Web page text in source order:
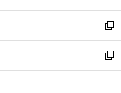
開
く
ウ
で
開
く
ン
ド
ウ
で
開
ウ
ィ
ン
ド
ウ
し
い
ウ
ィ
ン
新
し
い
ウ
新
し